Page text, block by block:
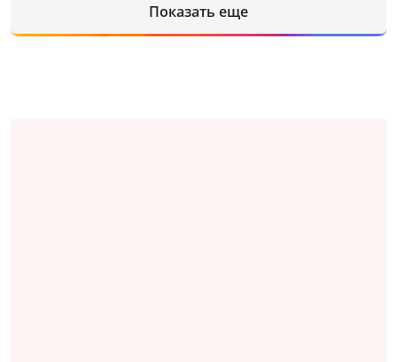
Показать еще